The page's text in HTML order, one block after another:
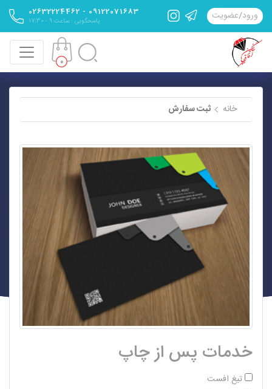
ورود/عضویت 09122071683 - 02632224462
پاسخگویی : ساعت 9 - 17:30
0
خانه ثبت سفارش
خدمات پس از چاپ
تیغ افست